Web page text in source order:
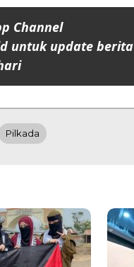
Channel
untuk update berita
Pilkada